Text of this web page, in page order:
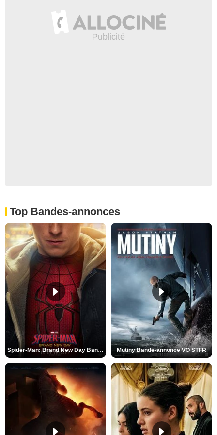
Top Bandes-annonces
Spider-Man: Brand New Day Bande-annonce VO STFR Mutiny Bande-annonce VO STFR